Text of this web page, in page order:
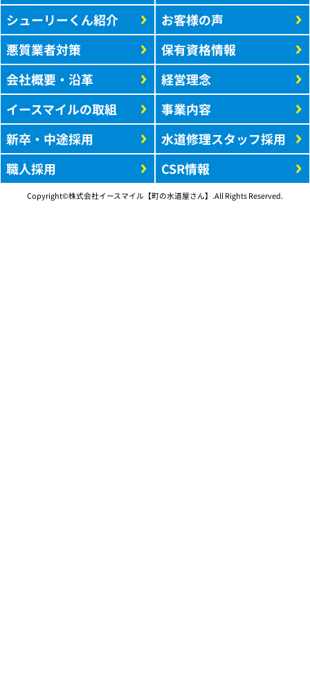
シューリーくん紹介
悪質業者対策
会社概要・沿革
イースマイルの取組
新卒・中途採用
職人採用
お客様の声
保有資格情報
経営理念
事業内容
水道修理スタッフ採用
CSR情報
Copyright©株式会社イースマイル【町の水道屋さん】.All Rights Reserved.